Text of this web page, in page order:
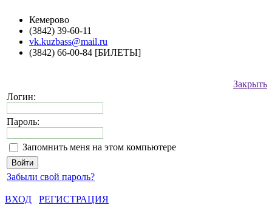
Кемерово
(3842) 39-60-11
vk.kuzbass@mail.ru
(3842) 66-00-84 [БИЛЕТЫ]
Закрыть
Логин:
Пароль:
Запомнить меня на этом компьютере
Забыли свой пароль?
ВХОД
РЕГИСТРАЦИЯ